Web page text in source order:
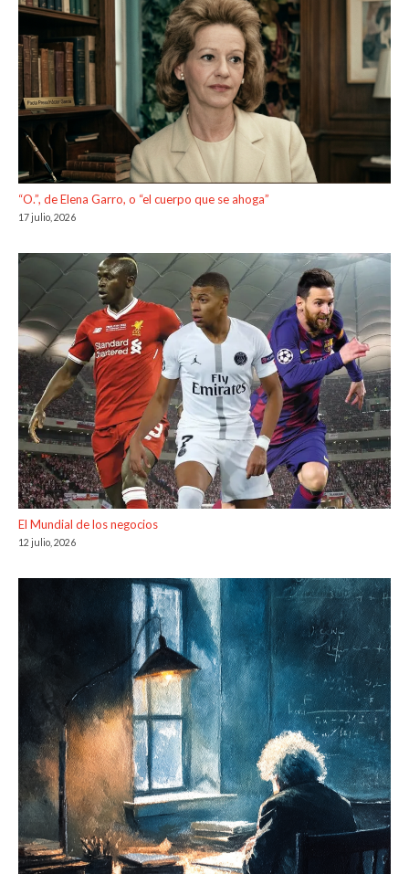
“O.”, de Elena Garro, o “el cuerpo que se ahoga”
17 julio, 2026
El Mundial de los negocios
12 julio, 2026